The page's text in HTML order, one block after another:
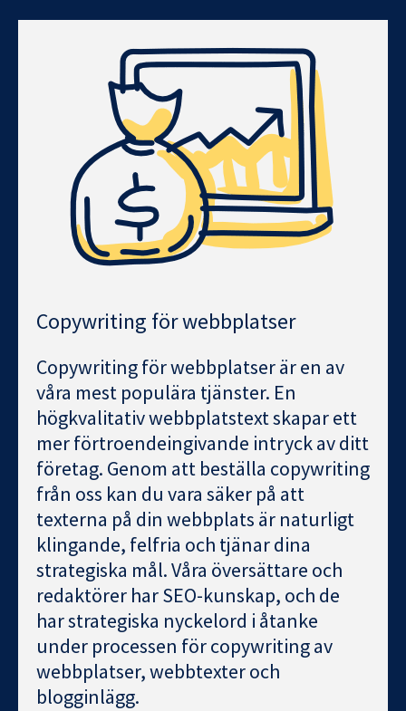
Copywriting för webbplatser
Copywriting för webbplatser är en av
våra mest populära tjänster. En
högkvalitativ webbplatstext skapar ett
mer förtroendeingivande intryck av ditt
företag. Genom att beställa copywriting
från oss kan du vara säker på att
texterna på din webbplats är naturligt
klingande, felfria och tjänar dina
strategiska mål. Våra översättare och
redaktörer har SEO-kunskap, och de
har strategiska nyckelord i åtanke
under processen för copywriting av
webbplatser, webbtexter och
blogginlägg.